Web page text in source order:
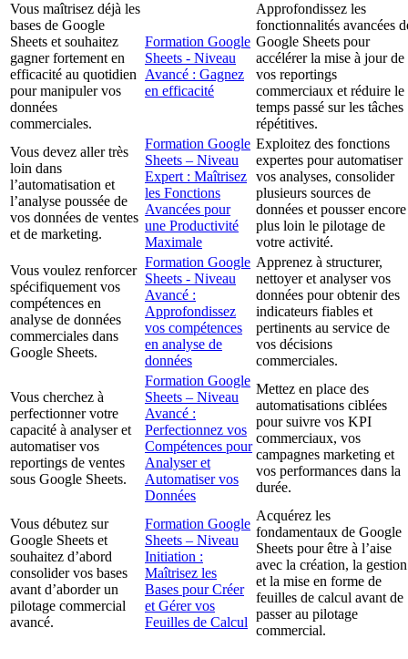
Vous maîtrisez déjà les
bases de Google
Sheets et souhaitez
gagner fortement en
efficacité au quotidien
pour manipuler vos
données
commerciales.
Formation Google
Sheets - Niveau
Avancé : Gagnez
en efficacité
Approfondissez les
fonctionnalités avancées
Google Sheets pour
accélérer la mise à jour de
vos reportings
commerciaux et réduire le
temps passé sur les tâches
répétitives.
Vous devez aller très
loin dans
l’automatisation et
l’analyse poussée de
vos données de ventes
et de marketing.
Formation Google
Sheets – Niveau
Expert : Maîtrisez
les Fonctions
Avancées pour
une Productivité
Maximale
Exploitez des fonctions
expertes pour automatiser
vos analyses, consolider
plusieurs sources de
données et pousser encore
plus loin le pilotage de
votre activité.
Vous voulez renforcer
spécifiquement vos
compétences en
analyse de données
commerciales dans
Google Sheets.
Formation Google
Sheets - Niveau
Avancé :
Approfondissez
vos compétences
en analyse de
données
Apprenez à structurer,
nettoyer et analyser vos
données pour obtenir des
indicateurs fiables et
pertinents au service de
vos décisions
commerciales.
Vous cherchez à
perfectionner votre
capacité à analyser et
automatiser vos
reportings de ventes
sous Google Sheets.
Formation Google
Sheets – Niveau
Avancé :
Perfectionnez vos
Compétences pour
Analyser et
Automatiser vos
Données
Mettez en place des
automatisations ciblées
pour suivre vos KPI
commerciaux, vos
campagnes marketing et
vos performances dans la
durée.
Vous débutez sur
Google Sheets et
souhaitez d’abord
consolider vos bases
avant d’aborder un
pilotage commercial
avancé.
Formation Google
Sheets – Niveau
Initiation :
Maîtrisez les
Bases pour Créer
et Gérer vos
Feuilles de Calcul
Acquérez les
fondamentaux de Google
Sheets pour être à l’aise
avec la création, la gestion
et la mise en forme de
feuilles de calcul avant de
passer au pilotage
commercial.